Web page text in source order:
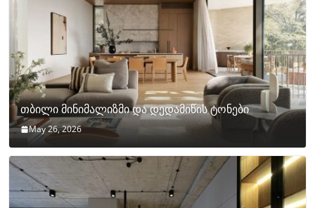
თბილი მინიმალიზმი და დედამიწის ტონები
May 26, 2026